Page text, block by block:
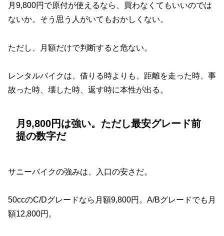
月9,800円で原付が使えるなら、買わなくてもいいのでは
ないか。そう思う人がいてもおかしくない。
ただし、月額だけで判断すると危ない。
レンタルバイクは、借りる時よりも、距離を走った時、事
故った時、壊した時、返す時に本性が出る。
月9,800円は強い。ただし最安グレード前
提の数字だ
サニーバイクの強みは、入口の安さだ。
50ccのC/Dグレードなら月額9,800円。A/Bグレードでも月
額12,800円。